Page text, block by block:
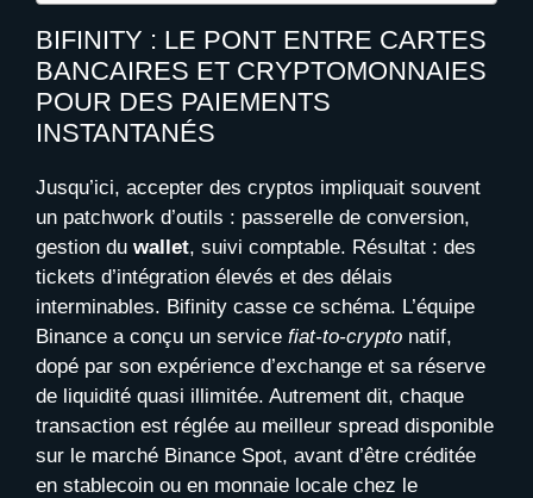
BIFINITY : LE PONT ENTRE CARTES
BANCAIRES ET CRYPTOMONNAIES
POUR DES PAIEMENTS
INSTANTANÉS
Jusqu’ici, accepter des cryptos impliquait souvent
un patchwork d’outils : passerelle de conversion,
gestion du wallet, suivi comptable. Résultat : des
tickets d’intégration élevés et des délais
interminables. Bifinity casse ce schéma. L’équipe
Binance a conçu un service fiat-to-crypto natif,
dopé par son expérience d’exchange et sa réserve
de liquidité quasi illimitée. Autrement dit, chaque
transaction est réglée au meilleur spread disponible
sur le marché Binance Spot, avant d’être créditée
en stablecoin ou en monnaie locale chez le